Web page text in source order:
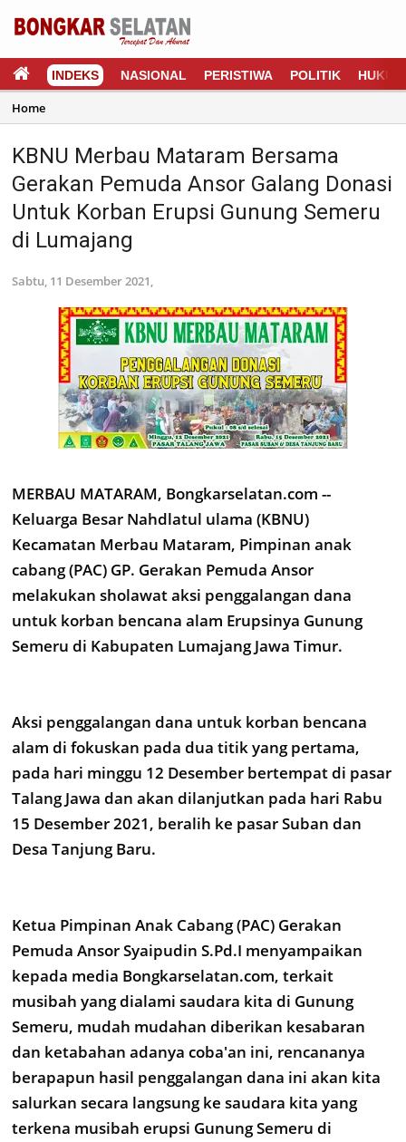
INDEKS NASIONAL PERISTIWA POLITIK HUKUM
Home
KBNU Merbau Mataram Bersama
Gerakan Pemuda Ansor Galang Donasi
Untuk Korban Erupsi Gunung Semeru
di Lumajang
Sabtu, 11 Desember 2021,
MERBAU MATARAM, Bongkarselatan.com --
Keluarga Besar Nahdlatul ulama (KBNU)
Kecamatan Merbau Mataram, Pimpinan anak
cabang (PAC) GP. Gerakan Pemuda Ansor
melakukan sholawat aksi penggalangan dana
untuk korban bencana alam Erupsinya Gunung
Semeru di Kabupaten Lumajang Jawa Timur.
Aksi penggalangan dana untuk korban bencana
alam di fokuskan pada dua titik yang pertama,
pada hari minggu 12 Desember bertempat di pasar
Talang Jawa dan akan dilanjutkan pada hari Rabu
15 Desember 2021, beralih ke pasar Suban dan
Desa Tanjung Baru.
Ketua Pimpinan Anak Cabang (PAC) Gerakan
Pemuda Ansor Syaipudin S.Pd.I menyampaikan
kepada media Bongkarselatan.com, terkait
musibah yang dialami saudara kita di Gunung
Semeru, mudah mudahan diberikan kesabaran
dan ketabahan adanya coba'an ini, rencananya
berapapun hasil penggalangan dana ini akan kita
salurkan secara langsung ke saudara kita yang
terkena musibah erupsi Gunung Semeru di